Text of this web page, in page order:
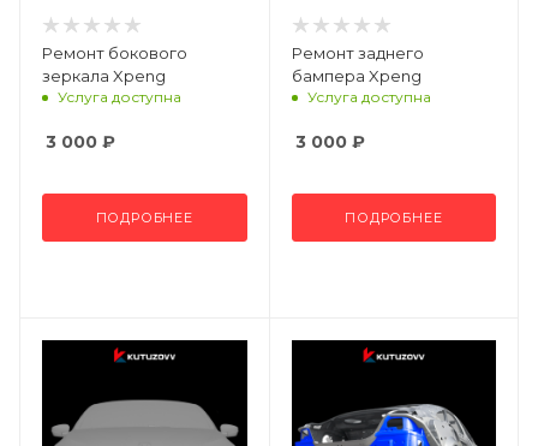
Ремонт бокового
зеркала Xpeng
Услуга доступна
3 000 ₽
ПОДРОБНЕЕ
Ремонт заднего
бампера Xpeng
Услуга доступна
3 000₽
ПОДРОБНЕЕ